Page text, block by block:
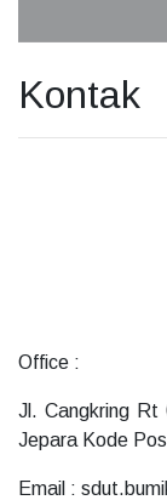
Kontak
Office :
Jl. Cangkring Rt
Jepara Kode
Email :